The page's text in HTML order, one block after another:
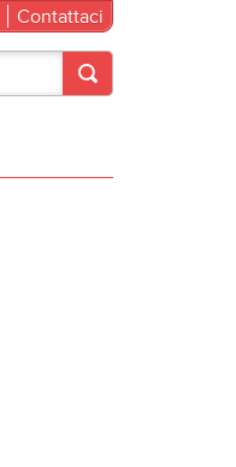
Contattaci